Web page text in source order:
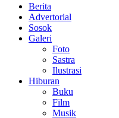
Berita
Advertorial
Sosok
Galeri
Foto
Sastra
Ilustrasi
Hiburan
Buku
Film
Musik